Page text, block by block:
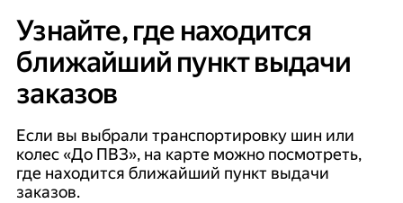
Узнайте, где находится
ближайший пункт выдачи
заказов
Если вы выбрали транспортировку шин или
колес «До ПВЗ», на карте можно посмотреть,
где находится ближайший пункт выдачи
заказов.